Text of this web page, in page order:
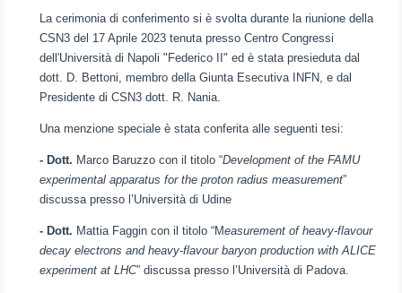
La cerimonia di conferimento si è svolta durante la riunione della
CSN3 del 17 Aprile 2023 tenuta presso Centro Congressi
dell'Università di Napoli "Federico II" ed è stata presieduta dal
dott. D. Bettoni, membro della Giunta Esecutiva INFN, e dal
Presidente di CSN3 dott. R. Nania.
Una menzione speciale è stata conferita alle seguenti tesi:
- Dott. Marco Baruzzo con il titolo “Development of the FAMU
experimental apparatus for the proton radius measurement”
discussa presso l’Università di Udine
- Dott. Mattia Faggin con il titolo “Measurement of heavy-flavour
decay electrons and heavy-flavour baryon production with ALICE
experiment at LHC” discussa presso l’Università di Padova.